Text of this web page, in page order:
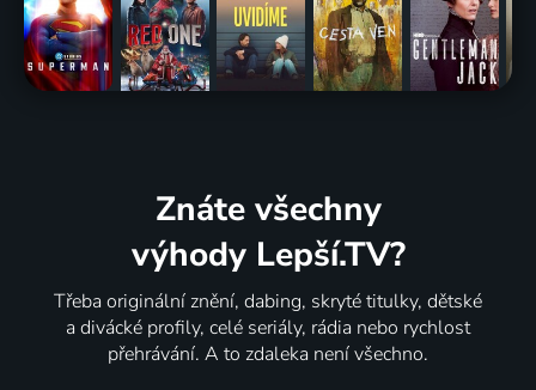
Znáte všechny
výhody Lepší.TV?
Třeba originální znění, dabing, skryté titulky, dětské
a divácké profily, celé seriály, rádia nebo rychlost
přehrávání. A to zdaleka není všechno.